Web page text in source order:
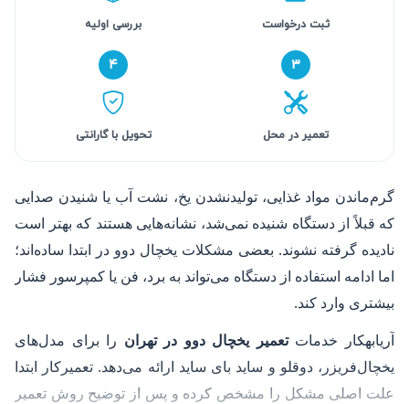
ثبت درخواست بررسی اولیه
۳
تعمیر در محل
۴
تحویل با گارانتی
گرم‌ماندن مواد غذایی، تولیدنشدن یخ، نشت آب یا شنیدن صدایی
که قبلاً از دستگاه شنیده نمی‌شد، نشانه‌هایی هستند که بهتر است
نادیده گرفته نشوند. بعضی مشکلات یخچال دوو در ابتدا ساده‌اند؛
اما ادامه استفاده از دستگاه می‌تواند به برد، فن یا کمپرسور فشار
بیشتری وارد کند.
آریابهکار خدماتتعمیر یخچال دوو در تهران را برای مدل‌های
یخچال‌فریزر، دوقلو و ساید بای ساید ارائه می‌دهد. تعمیرکار ابتدا
علت اصلی مشکل را مشخص کرده و پس از توضیح روش تعمیر